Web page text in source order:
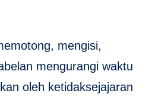
mengisi,
mengurangi waktu
oleh ketidaksejajaran